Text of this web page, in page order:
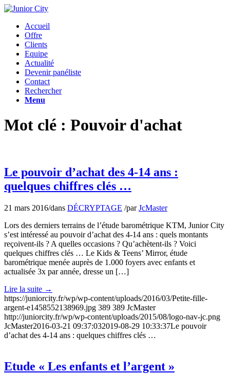
Accueil
Offre
Clients
Equipe
Actualité
Devenir panéliste
Contact
Rechercher
Menu
Mot clé : Pouvoir d'achat
Le pouvoir d’achat des 4-14 ans :
quelques chiffres clés …
21 mars 2016/dans DÉCRYPTAGE /parJcMaster
Lors des derniers terrains de l’étude barométrique KTM, Junior City
s’est intéressé au pouvoir d’achat des 4-14 ans : quels montants
reçoivent-ils ? A quelles occasions ? Qu’achètent-ils ? Voici
quelques chiffres clés … Le Kids & Teens’ Mirror, étude
barométrique menée auprès de 1.000 foyers avec enfants et
actualisée 3x par année, dresse un […]
Lire la suite →
https://juniorcity.fr/wp/wp-content/uploads/2016/03/Petite-fille-
argent-e1458552138969.jpg 389 389 JcMaster
http://juniorcity.fr/wp/wp-content/uploads/2015/08/logo-nav-jc.png
JcMaster2016-03-21 09:37:032019-08-29 10:33:37Le pouvoir
d’achat des 4-14 ans : quelques chiffres clés …
Etude « Les enfants et l’argent »